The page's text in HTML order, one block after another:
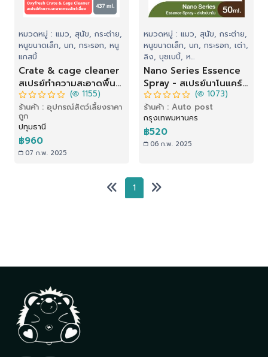
หมวดหมู่ : แมว, สุนัข, กระต่าย,
หนูขนาดเล็ก, นก, กระรอก, หนู
แกสบี้
Crate & cage cleaner
สเปรย์ทำความสะอาดพื้น
ผิว กรงสัตว์เลี้ยง
( 1155)
ร้านค้า : อุปกรณ์สัตว์เลี้ยงราคา
ถูก
ปทุมธานี
฿960
07 ก.พ. 2025
หมวดหมู่ : แมว, สุนัข, กระต่าย,
หนูขนาดเล็ก, นก, กระรอก, เต่า,
ลิง, บุชเบบี้, ห...
Nano Series Essence
Spray - สเปรย์นาโนแคร์
กระตุ้นการหายของแผล
สำหรับสัตว์เลี้ยง
( 1073)
ร้านค้า : Auto post
กรุงเทพมหานคร
฿520
06 ก.พ. 2025
1